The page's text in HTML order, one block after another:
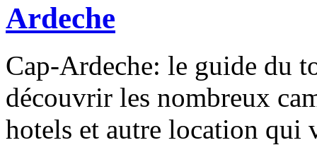
Ardeche
Cap-Ardeche: le guide du
découvrir les nombreux
hotels et autre location qui